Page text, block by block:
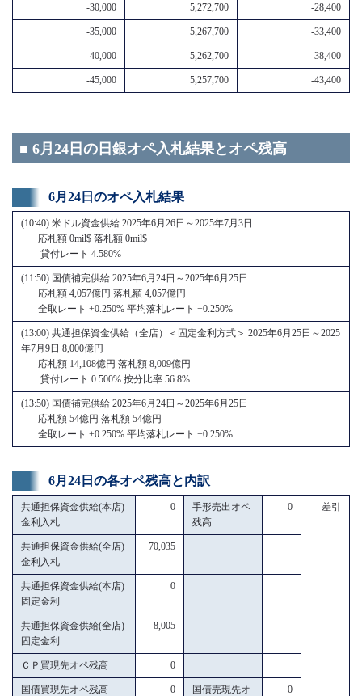
-30,000 5,272,700 -28,400
-35,000 5,267,700 -33,400
-40,000 5,262,700 -38,400
-45,000 5,257,700 -43,400
■ 6月24日の日銀オペ入札結果とオペ残高
6月24日のオペ入札結果
(10:40) 米ドル資金供給 2025年6月26日～2025年7月3日
応札額 0mil$ 落札額 0mil$
貸付レート 4.580%
(11:50) 国債補完供給 2025年6月24日～2025年6月25日
応札額 4,057億円 落札額 4,057億円
全取レート +0.250% 平均落札レート +0.250%
(13:00) 共通担保資金供給（全店）＜固定金利方式＞ 2025年6月25日～2025
年7月9日 8,000億円
応札額 14,108億円 落札額 8,009億円
貸付レート 0.500% 按分比率 56.8%
(13:50) 国債補完供給 2025年6月24日～2025年6月25日
応札額 54億円 落札額 54億円
全取レート +0.250% 平均落札レート +0.250%
6月24日の各オペ残高と内訳
共通担保資金供給(本店)
金利入札
0
手形売出オペ
残高
0 差引
共通担保資金供給(全店)
金利入札
70,035
共通担保資金供給(本店)
固定金利
0
共通担保資金供給(全店)
固定金利
8,005
ＣＰ買現先オペ残高 0
国債買現先オペ残高 0
国債売現先オ
0